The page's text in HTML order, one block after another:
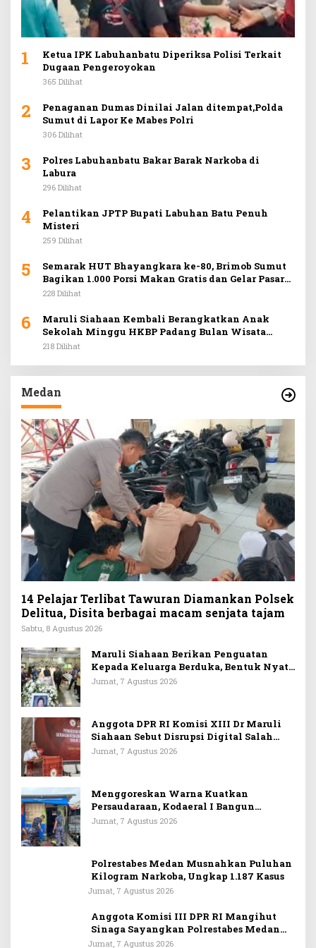
1
Ketua IPK Labuhanbatu Diperiksa Polisi Terkait
Dugaan Pengeroyokan
365 Dilihat
2
Penaganan Dumas Dinilai Jalan ditempat,Polda
Sumut di Lapor Ke Mabes Polri
306 Dilihat
3
Polres Labuhanbatu Bakar Barak Narkoba di
Labura
296 Dilihat
4
Pelantikan JPTP Bupati Labuhan Batu Penuh
Misteri
259 Dilihat
5
Semarak HUT Bhayangkara ke-80, Brimob Sumut
Bagikan 1.000 Porsi Makan Gratis dan Gelar Pasar
Murah di Car Free Day Medan
228 Dilihat
6
Maruli Siahaan Kembali Berangkatkan Anak
Sekolah Minggu HKBP Padang Bulan Wisata
Rohani ke Hill Park
218 Dilihat
Medan
14 Pelajar Terlibat Tawuran Diamankan Polsek
Delitua, Disita berbagai macam senjata tajam
Sabtu, 8 Agustus 2026
Maruli Siahaan Berikan Penguatan
Kepada Keluarga Berduka, Bentuk Nyata
Arti Persahabatan
Jumat, 7 Agustus 2026
Anggota DPR RI Komisi XIII Dr Maruli
Siahaan Sebut Disrupsi Digital Salah
Satu Tantangan Dalam Memperkuat
Jumat, 7 Agustus 2026
Menggoreskan Warna Kuatkan
Persaudaraan, Kodaeral I Bangun
Kedekatan Dengan Masyarakat Pesisir
Jumat, 7 Agustus 2026
Polrestabes Medan Musnahkan Puluhan
Kilogram Narkoba, Ungkap 1.187 Kasus
Jumat, 7 Agustus 2026
Anggota Komisi III DPR RI Mangihut
Sinaga Sayangkan Polrestabes Medan
Terlalu Dini Simpulkan Kematian
Jumat, 7 Agustus 2026